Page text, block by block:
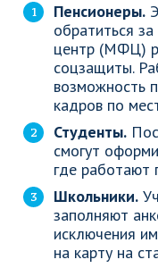
Пенсионеры.
обратиться
центр (МФЦ)
соцзащиты.
возможность
кадров по
Студенты.
смогут
где
Школьники.
заполняют
исключения
на карту на